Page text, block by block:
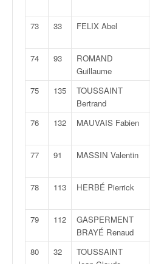
73
33 FELIX Abel
74
93
ROMAND
Guillaume
75
135
TOUSSAINT
Bertrand
76
132 MAUVAIS Fabien
77
91 MASSIN Valentin
78
113 HERBÉ Pierrick
79
112
GASPERMENT
BRAYÉ Renaud
80
32
TOUSSAINT